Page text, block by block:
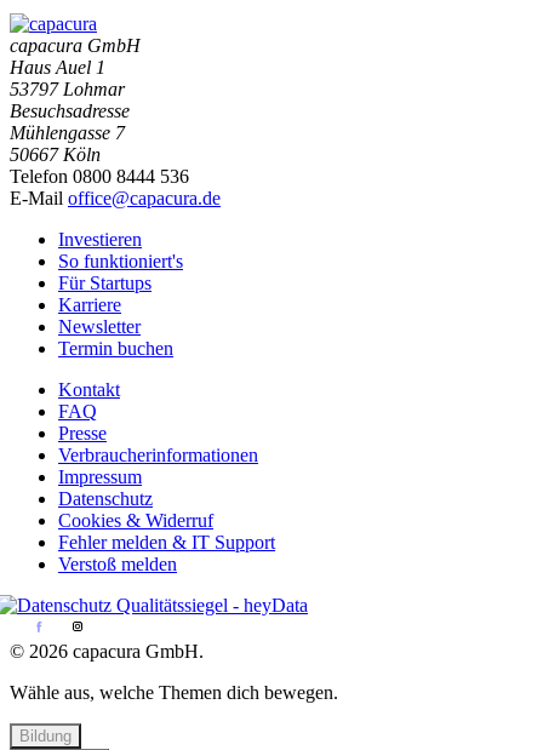
capacura GmbH
Haus Auel 1
53797 Lohmar
Besuchsadresse
Mühlengasse 7
50667 Köln
Telefon 0800 8444 536
E-Mail office@capacura.de
Investieren
So funktioniert's
Für Startups
Karriere
Newsletter
Termin buchen
Kontakt
FAQ
Presse
Verbraucherinformationen
Impressum
Datenschutz
Cookies & Widerruf
Fehler melden & IT Support
Verstoß melden
© 2026 capacura GmbH.
Wähle aus, welche Themen dich bewegen.
Bildung